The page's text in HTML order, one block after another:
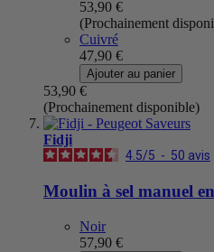
53,90 €
(Prochainement
Cuivré
47,90 €
Ajouter au panier
53,90 €
(Prochainement disponible)
Fidji
4.5/5 - 50 avis
Moulin à sel manuel
Noir
57,90 €